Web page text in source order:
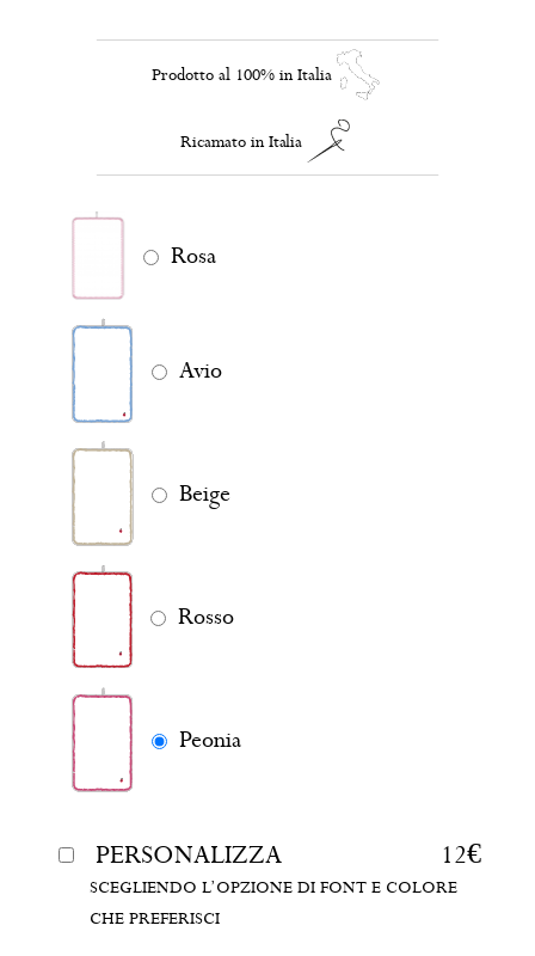
Prodotto al 100% in Italia
Ricamato in Italia
Rosa
Avio
Beige
Rosso
Peonia
PERSONALIZZA 12€
SCEGLIENDO L’OPZIONE DI FONT E COLORE
CHE PREFERISCI